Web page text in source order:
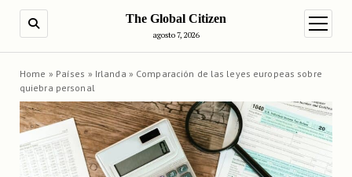
The Global Citizen
agosto 7, 2026
abrir
Home » Países » Irlanda » Comparación de las leyes europeas sobre
quiebra personal